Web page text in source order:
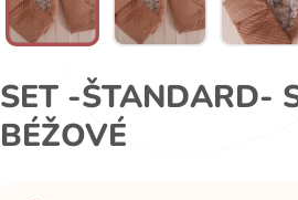
SET -ŠTANDARD-
BÉŽOVÉ